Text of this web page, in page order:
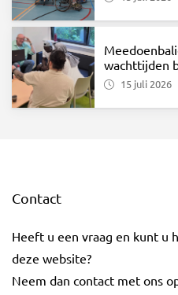
wachttijden
15 juli 2026
Contact
Heeft u een vraag en kunt u
deze website?
Neem dan contact met ons